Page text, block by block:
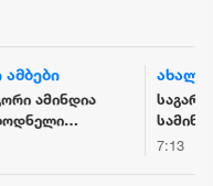
ამინდია
—
ახალი
7:13